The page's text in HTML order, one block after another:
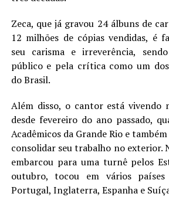
Zeca, que já gravou 24 álbuns de
12 milhões de cópias vendidas, é
seu carisma e irreverência,
público e pela crítica como um
do Brasil.
Além disso, o cantor está vivendo
desde fevereiro do ano passado,
Acadêmicos da Grande Rio e
consolidar seu trabalho no exterior.
embarcou para uma turnê pelos
outubro, tocou em vários
Portugal, Inglaterra, Espanha e